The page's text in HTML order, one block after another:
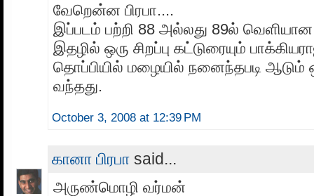
வேறென்ன பிரபா....
இப்படம் பற்றி 88 அல்லது 89ல்
இதழில் ஒரு சிறப்பு கட்டுரையும்
தொப்பியில் மழையில் நனைந்தபடி ஆடும்
வந்தது.
October 3, 2008 at 12:39 PM
கானா பிரபா said...
அருண்மொழி வர்மன்